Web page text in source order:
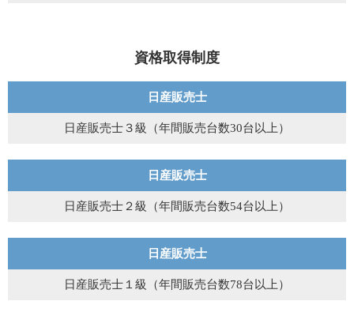
資格取得制度
日産販売士
日産販売士３級（年間販売台数30台以上）
日産販売士
日産販売士２級（年間販売台数54台以上）
日産販売士
日産販売士１級（年間販売台数78台以上）